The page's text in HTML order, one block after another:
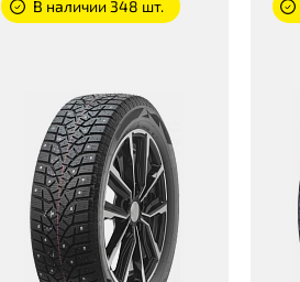
В наличии 348 шт.